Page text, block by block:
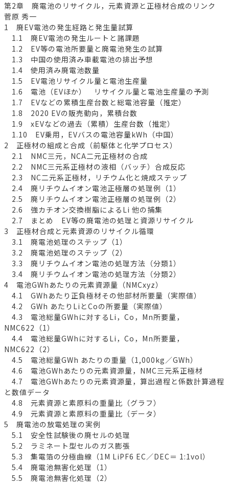
第2章 廃電池のリサイクル，元素資源と正極材合成のリンク
菅原 秀一
1 廃EV電池の発生経路と発生量試算
1.1 廃EV電池の発生ルートと諸課題
1.2 EV等の電池所要量と廃電池発生の試算
1.3 中国の使用済み車載電池の排出予想
1.4 使用済み廃電池数量
1.5 EV電池リサイクル量と電池生産量
1.6 電池（EVほか） リサイクル量と電池生産量の予測
1.7 EVなどの累積生産台数と総電池容量（推定）
1.8 2020 EVの販売動向，累積台数
1.9 xEVなどの過去（累積）生産台数（推定）
1.10 EV乗用，EVバスの電池容量kWh（中国）
2 正極材の組成と合成（前駆体と化学プロセス）
2.1 NMC三元，NCA二元正極材の合成
2.2 NMC三元系正極材の液相（バッチ）合成反応
2.3 NC二元系正極材，リチウム化と焼成ステップ
2.4 廃リチウムイオン電池正極層の処理例（1）
2.5 廃リチウムイオン電池正極層の処理例（2）
2.6 強カチオン交換樹脂によるLi 他の捕集
2.7 まとめ EV等の廃電池の処理と資源リサイクル
3 正極材合成と元素資源のリサイクル循環
3.1 廃電池処理のステップ（1）
3.2 廃電池処理のステップ（2）
3.3 廃リチウムイオン電池の処理方法（分類1）
3.4 廃リチウムイオン電池の処理方法（分類2）
4 電池GWhあたりの元素資源量（NMCxyz）
4.1 GWhあたり正負極材その他部材所要量（実際値）
4.2 GWh あたりLiとCoの所要量（実際値）
4.3 電池総量GWhに対するLi，Co，Mn所要量，
NMC622（1）
4.4 電池総量GWhに対するLi，Co，Mn所要量，
NMC622（2）
4.5 電池総量GWh あたりの重量（1,000kg／GWh）
4.6 電池GWhあたりの元素資源量，NMC三元系正極材
4.7 電池GWhあたりの元素資源量，算出過程と係数計算過程
と数値データ
4.8 元素資源と素原料の重量比（グラフ）
4.9 元素資源と素原料の重量比（データ）
5 廃電池の放電処理の実例
5.1 安全性試験後の廃セルの処理
5.2 ラミネート型セルのガス膨張
5.3 集電箔の分極曲線（1M LiPF6 EC／DEC＝ 1:1vol）
5.4 廃電池無害化処理（1）
5.5 廃電池無害化処理（2）